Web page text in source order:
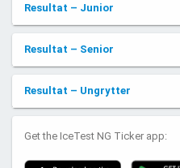
Resultat – Junior
Resultat – Senior
Resultat – Ungrytter
Get the IceTest NG Ticker app: